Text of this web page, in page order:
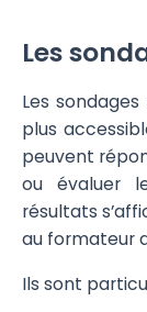
Les
Les
plus
peuvent
ou évaluer
résultats
au formateur
Ils sont